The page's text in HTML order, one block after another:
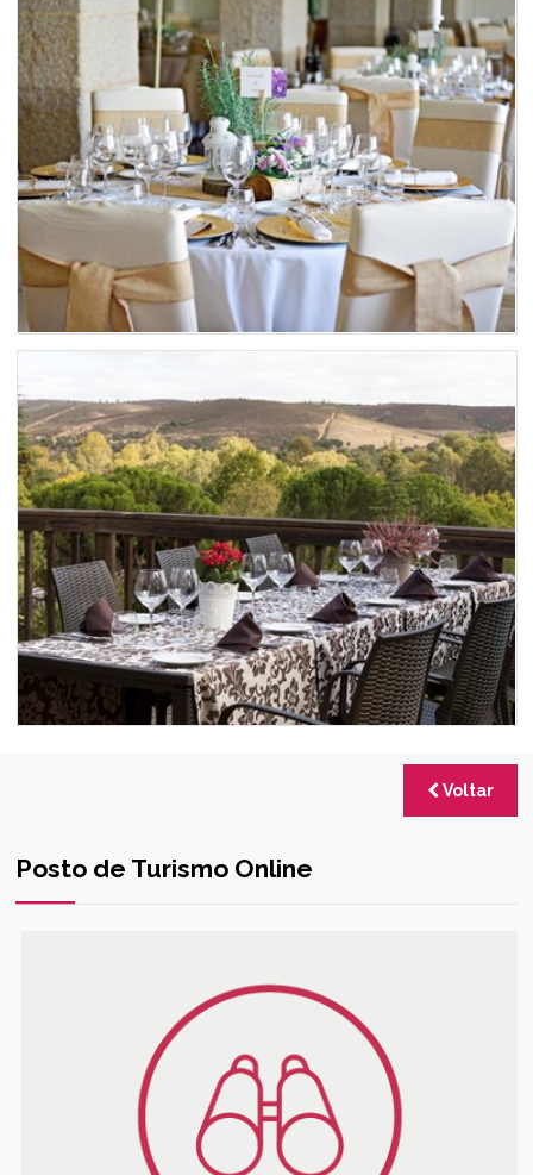
Voltar
Posto de Turismo Online